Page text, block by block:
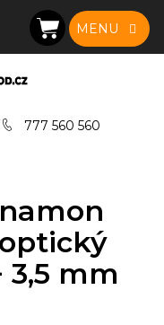
777 560 560
NÁKUPNÍ
KOŠÍK
3,5 mm